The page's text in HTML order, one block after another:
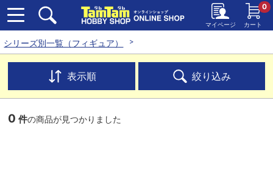
マイページ カート
0
シリーズ別一覧（フィギュア）
表示順 絞り込み
0 件の商品が見つかりました